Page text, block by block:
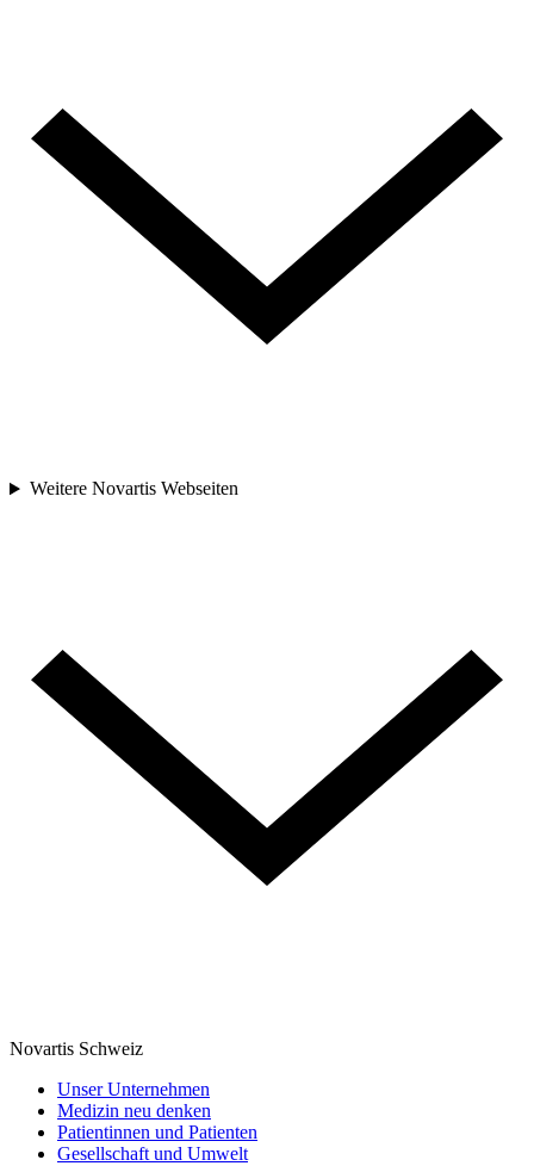
Weitere Novartis Webseiten
Novartis Schweiz
Unser Unternehmen
Medizin neu denken
Patientinnen und Patienten
Gesellschaft und Umwelt